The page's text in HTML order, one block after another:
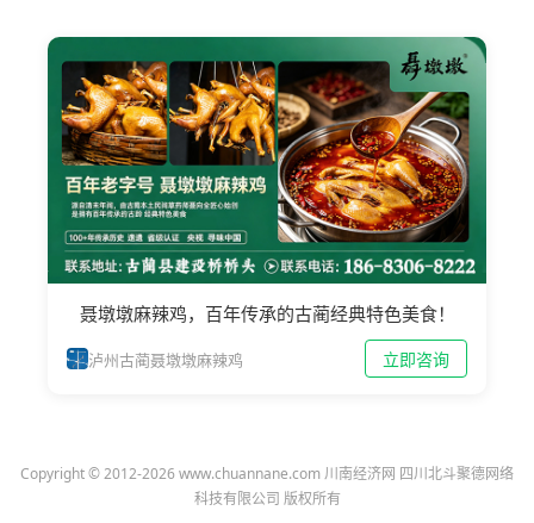
聂墩墩麻辣鸡，百年传承的古蔺经典特色美食！
泸州古蔺聂墩墩麻辣鸡 立即咨询
Copyright © 2012-2026 www.chuannane.com 川南经济网 四川北斗聚德网络
科技有限公司 版权所有